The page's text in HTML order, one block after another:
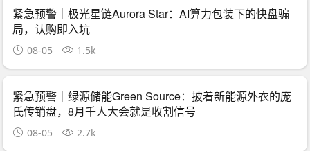
紧急预警｜极光星链Aurora Star：AI算力包装下的快盘骗
局，认购即入坑
08-05 1.5k
紧急预警｜绿源储能Green Source：披着新能源外衣的庞
氏传销盘，8月千人大会就是收割信号
08-05 2.7k